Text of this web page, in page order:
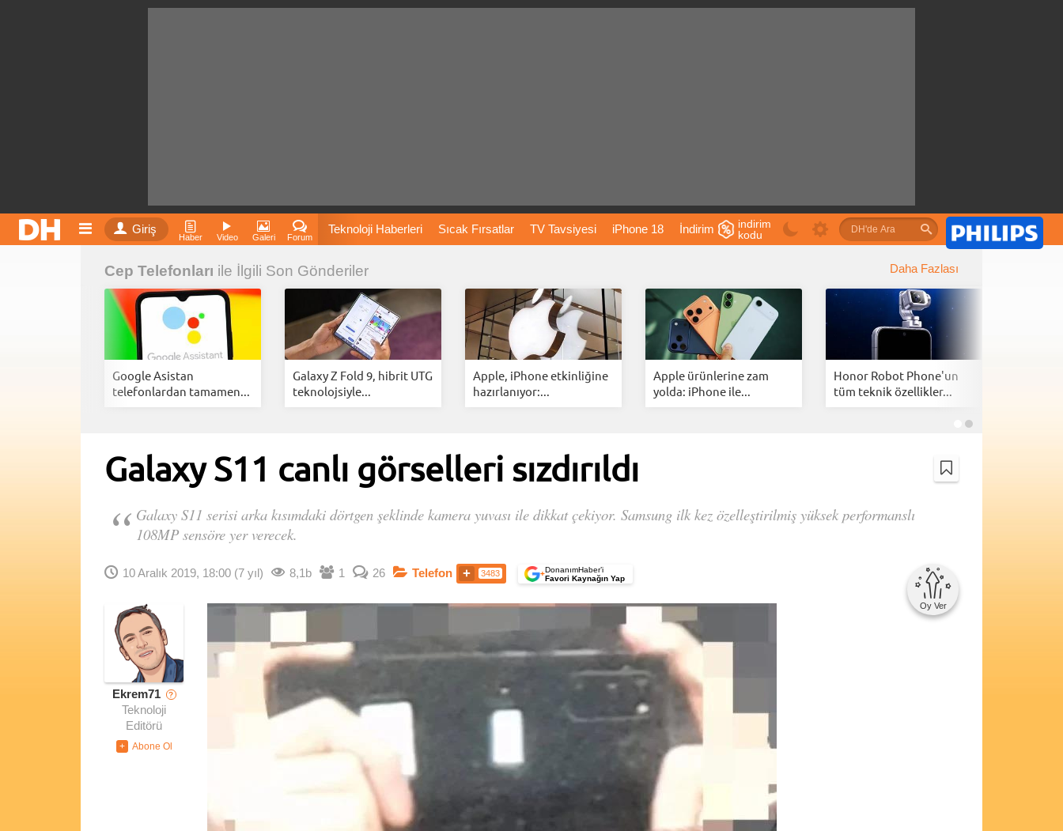
Giriş
Haber Video Galeri Forum
Teknoloji Haberleri Sıcak Fırsatlar TV Tavsiyesi iPhone 18 İndirim
Film Önerileri
Fiyatları Vizyondaki Bitcoin Dizi Önerileri Önerileri
İnstagram Dondurma İnstagram Çöktü Mü
indirim
kodu
Cep Telefonları ile İlgili Son Gönderiler Daha Fazlası
Google Asistan
telefonlardan tamamen...
Galaxy Z Fold 9, hibrit UTG
teknolojsiyle...
Apple, iPhone etkinliğine
hazırlanıyor:...
Apple ürünlerine zam
yolda: iPhone ile...
Honor Robot Phone'un
tüm teknik özellikler...
Galaxy S11 canlı görselleri sızdırıldı
Galaxy S11 serisi arka kısımdaki dörtgen şeklinde kamera yuvası ile dikkat çekiyor. Samsung ilk kez özelleştirilmiş yüksek performanslı
108MP sensöre yer verecek.
10 Aralık 2019, 18:00 (7 yıl) 8,1b 1 26 Telefon 3483 +DonanımHaber’i
Favori Kaynağın Yap
Oy Ver
Ekrem71 ?
Teknoloji
Editörü